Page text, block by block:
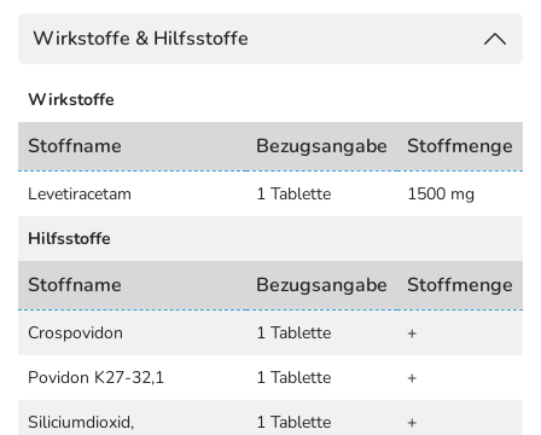
Wirkstoffe & Hilfsstoffe
Wirkstoffe
Stoffname Bezugsangabe Stoffmenge
Levetiracetam 1 Tablette
1500 mg
Hilfsstoffe
Stoffname Bezugsangabe Stoffmenge
Crospovidon 1 Tablette
+
Povidon K27-32,1
1 Tablette
+
Siliciumdioxid,
1 Tablette +